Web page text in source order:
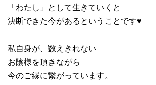
「わたし」として生きていくと
決断できた今があるということです♥
私自身が、数えきれない
お陰様を頂きながら
今のご縁に繋がっています。